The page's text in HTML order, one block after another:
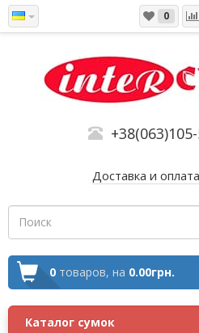
0
Доставка и оплата
0 товаров, на 0.00грн.
Каталог сумок